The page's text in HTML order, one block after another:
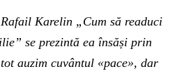
Karelin „Cum să readuci
se prezintă ea însăși prin
auzim cuvântul «pace», dar